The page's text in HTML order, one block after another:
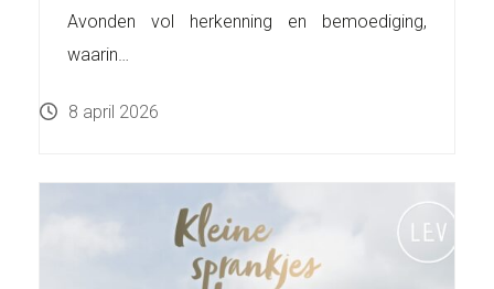
Avonden vol herkenning en bemoediging,
waarin…
8 april 2026